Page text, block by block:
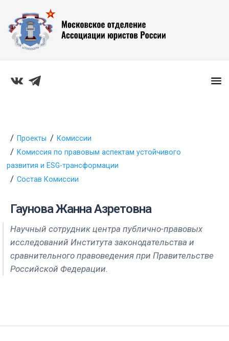
Проекты
Комиссии
Комиссия по правовым аспектам устойчивого
развития и ESG-трансформации
Состав Комиссии
Гаунова Жанна Азретовна
Научный сотрудник центра публично-правовых
исследований Института законодательства и
сравнительного правоведения при Правительстве
Российской Федерации.